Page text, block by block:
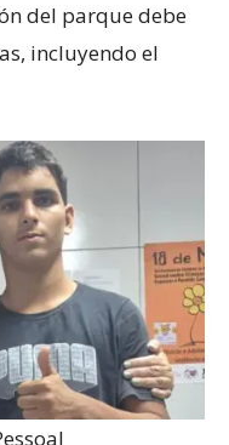
del parque debe
incluyendo el